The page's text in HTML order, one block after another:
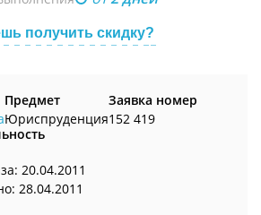
получить скидку?
Предмет
Юриспруденция
Заявка номер
152 419
20.04.2011
28.04.2011